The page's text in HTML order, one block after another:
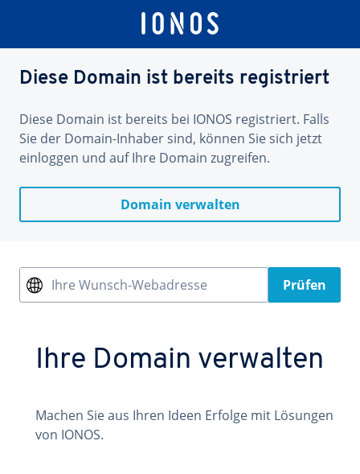
Diese Domain ist bereits registriert
Diese Domain ist bereits bei IONOS registriert. Falls
Sie der Domain-Inhaber sind, können Sie sich jetzt
einloggen und auf Ihre Domain zugreifen.
Domain verwalten
Ihre Wunsch-Webadresse Prüfen
Ihre Domain verwalten
Machen Sie aus Ihren Ideen Erfolge mit Lösungen
von IONOS.